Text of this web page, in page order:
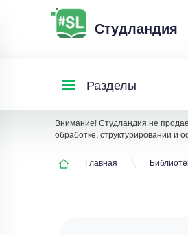
Студландия
Разделы
Внимание! Студландия не
обработке, структурировании и
Главная